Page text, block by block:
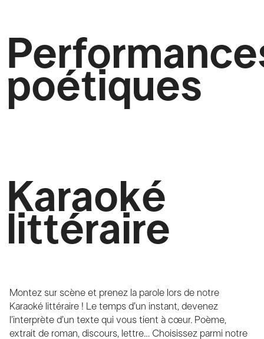
poétiques
Karaoké
littéraire
Montez sur scène et prenez la parole lors de notre
Karaoké littéraire ! Le temps d’un instant, devenez
l’interprète d’un texte qui vous tient à cœur. Poème,
extrait de roman, discours, lettre… Choisissez parmi notre